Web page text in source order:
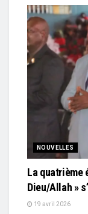
NOUVELLES
La quatrième
Dieu/Allah »
19 avril 2026